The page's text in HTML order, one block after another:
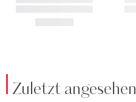
Zuletzt angesehen